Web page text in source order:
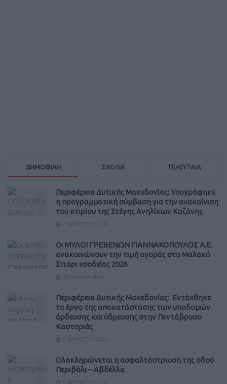
ΔΗΜΟΦΙΛΗ ΣΧΟΛΙΑ ΤΕΛΕΥΤΑΙΑ
Περιφέρεια Δυτικής Μακεδονίας: Υπογράφηκε
η προγραμματική σύμβαση για την ανακαίνιση
του κτιρίου της Στέγης Ανηλίκων Κοζάνης
Οι ΜΥΛΟΙ ΓΡΕΒΕΝΩΝ ΓΙΑΝΝΑΚΟΠΟΥΛΟΣ Α.Ε.
ανακοινώνουν την τιμή αγοράς στο Μαλακό
Σιτάρι εσοδείας 2026
Περιφέρεια Δυτικής Μακεδονίας: Εντάχθηκε
το έργο της αποκατάστασης των υποδομών
άρδευσης και ύδρευσης στην Πεντάβρυσο
Καστοριάς
Ολοκληρώνεται η ασφαλτόστρωση της οδού
Περιβόλι – Αβδέλλα